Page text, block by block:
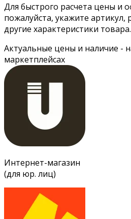
Для быстрого расчета цены и
пожалуйста, укажите артикул,
другие характеристики товара.
Актуальные цены и наличие -
маркетплейсах
Интернет-магазин
(для юр. лиц)